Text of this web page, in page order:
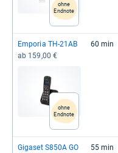
ohne
Endnote
Empo­ria TH-​21AB
ab 159,00 €
ohne
Endnote
60 min
Giga­set S850A GO
55 min